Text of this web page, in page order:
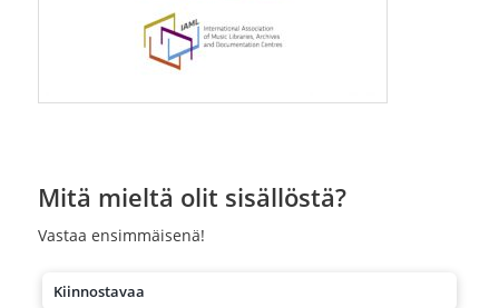
Mitä mieltä olit sisällöstä?
Vastaa ensimmäisenä!
Kiinnostavaa